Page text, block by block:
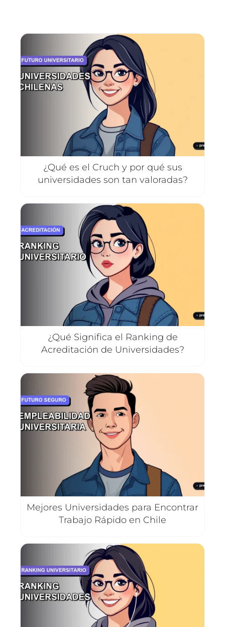
¿Qué es el Cruch y por qué sus
universidades son tan valoradas?
¿Qué Significa el Ranking de
Acreditación de Universidades?
Mejores Universidades para Encontrar
Trabajo Rápido en Chile